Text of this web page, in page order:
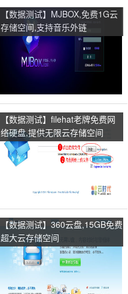
【数据测试】MJBOX,免费1G云
存储空间,支持音乐外链
【数据测试】filehat老牌免费网
络硬盘,提供无限云存储空间
【数据测试】360云盘,15GB免费
超大云存储空间